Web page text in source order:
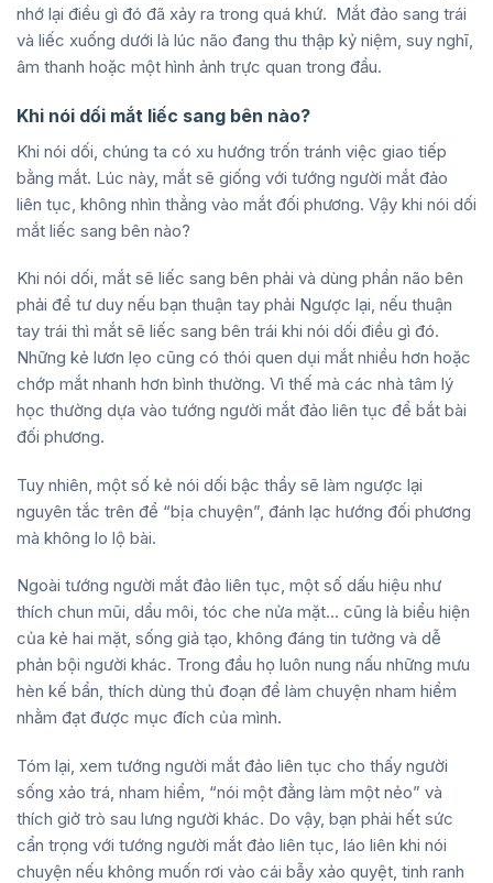
nhớ lại điều gì đó đã xảy ra trong quá khứ. Mắt đảo sang trái
và liếc xuống dưới là lúc não đang thu thập kỷ niệm, suy nghĩ,
âm thanh hoặc một hình ảnh trực quan trong đầu.
Khi nói dối mắt liếc sang bên nào?
Khi nói dối, chúng ta có xu hướng trốn tránh việc giao tiếp
bằng mắt. Lúc này, mắt sẽ giống với tướng người mắt đảo
liên tục, không nhìn thẳng vào mắt đối phương. Vậy khi nói dối
mắt liếc sang bên nào?
Khi nói dối, mắt sẽ liếc sang bên phải và dùng phần não bên
phải để tư duy nếu bạn thuận tay phải Ngược lại, nếu thuận
tay trái thì mắt sẽ liếc sang bên trái khi nói dối điều gì đó.
Những kẻ lươn lẹo cũng có thói quen dụi mắt nhiều hơn hoặc
chớp mắt nhanh hơn bình thường. Vì thế mà các nhà tâm lý
học thường dựa vào tướng người mắt đảo liên tục để bắt bài
đối phương.
Tuy nhiên, một số kẻ nói dối bậc thầy sẽ làm ngược lại
nguyên tắc trên để “bịa chuyện”, đánh lạc hướng đối phương
mà không lo lộ bài.
Ngoài tướng người mắt đảo liên tục, một số dấu hiệu như
thích chun mũi, dẩu môi, tóc che nửa mặt… cũng là biểu hiện
của kẻ hai mặt, sống giả tạo, không đáng tin tưởng và dễ
phản bội người khác. Trong đầu họ luôn nung nấu những mưu
hèn kế bẩn, thích dùng thủ đoạn để làm chuyện nham hiểm
nhằm đạt được mục đích của mình.
Tóm lại, xem tướng người mắt đảo liên tục cho thấy người
sống xảo trá, nham hiểm, “nói một đằng làm một nẻo” và
thích giở trò sau lưng người khác. Do vậy, bạn phải hết sức
cẩn trọng với tướng người mắt đảo liên tục, láo liên khi nói
chuyện nếu không muốn rơi vào cái bẫy xảo quyệt, tinh ranh